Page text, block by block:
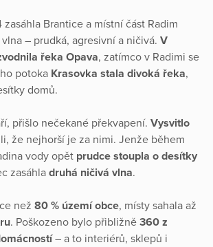
zasáhla Brantice a místní část Radim
– prudká, agresivní a ničivá. V
řeka Opava, zatímco v Radimi se
potoka Krasovka stala divoká řeka,
domů.
přišlo nečekané překvapení. Vysvitlo
že nejhorší je za nimi. Jenže během
vody opět prudce stoupla o desítky
zasáhla druhá ničivá vlna.
než 80 % území obce, místy sahala až
. Poškozeno bylo přibližně 360 z
– a to interiérů, sklepů i